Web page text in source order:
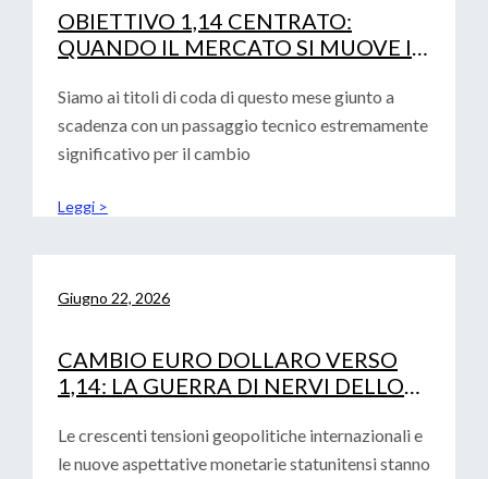
OBIETTIVO 1,14 CENTRATO:
QUANDO IL MERCATO SI MUOVE IN
Siamo ai titoli di coda di questo mese giunto a
scadenza con un passaggio tecnico estremamente
significativo per il cambio
Leggi >
Giugno 22, 2026
CAMBIO EURO DOLLARO VERSO
1,14: LA GUERRA DI NERVI DELLO
Le crescenti tensioni geopolitiche internazionali e
le nuove aspettative monetarie statunitensi stanno